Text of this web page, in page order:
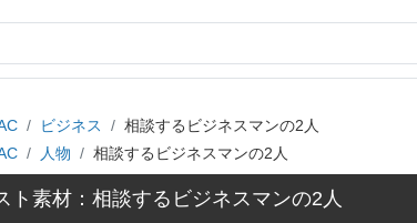
ビジネス
相談するビジネスマンの2人
人物 相談するビジネスマンの2人
ト素材：相談するビジネスマンの2人